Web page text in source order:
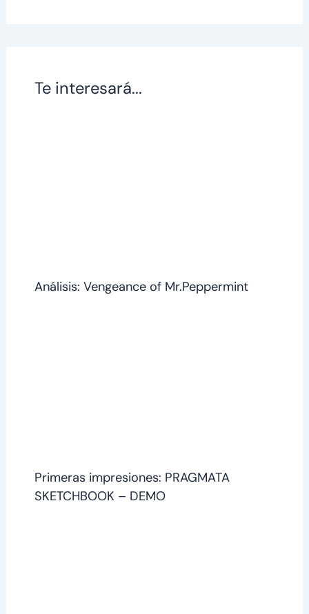
Te interesará...
Análisis: Vengeance of Mr.Peppermint
Primeras impresiones: PRAGMATA
SKETCHBOOK – DEMO